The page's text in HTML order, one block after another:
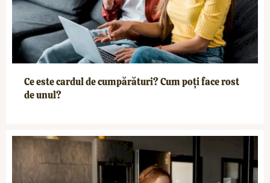
Ce este cardul de cumpărături? Cum poți face rost
de unul?